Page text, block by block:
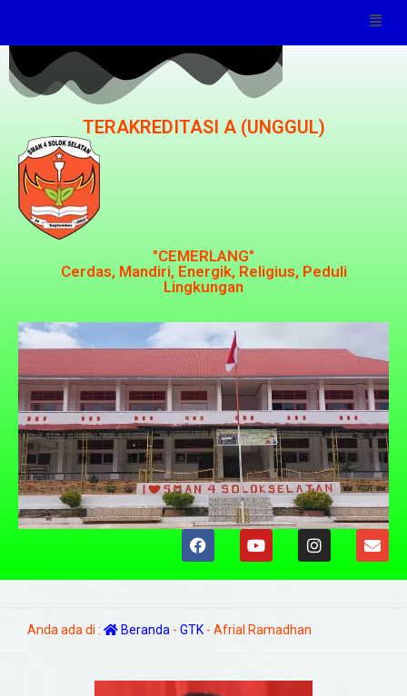
TERAKREDITASI A (UNGGUL)
"CEMERLANG"
Cerdas, Mandiri, Energik, Religius, Peduli
Lingkungan
Anda ada di : Beranda - GTK - Afrial Ramadhan